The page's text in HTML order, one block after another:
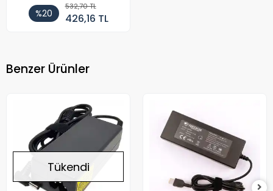
%20
532,70 TL
426,16 TL
Benzer Ürünler
Tükendi